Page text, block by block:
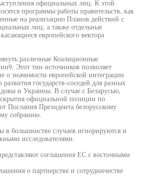
официальных лиц. К этой
программы работы правительств, как
на реализацию Планов действий с
лиц, а также отдельные
европейского вектора
различные Коалиционные
Этот тин источников позволяет
о значимости европейской интеграции
развития государств-соседей для разных
и Украины. В случае с Беларусью,
официальной позиции по
Послания Президента белорусскому
собранию.
в большинстве случаев игнорируются и
исследователями.
соглашения ЕС с восточными
о партнерстве и сотрудничестве